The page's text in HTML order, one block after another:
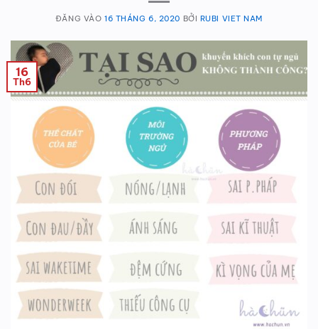
ĐĂNG VÀO 16 THÁNG 6, 2020 BỞI RUBI VIET NAM
16
Th6